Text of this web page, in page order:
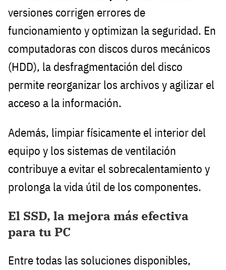
versiones corrigen errores de
funcionamiento y optimizan la seguridad. En
computadoras con discos duros mecánicos
(HDD), la desfragmentación del disco
permite reorganizar los archivos y agilizar el
acceso a la información.
Además, limpiar físicamente el interior del
equipo y los sistemas de ventilación
contribuye a evitar el sobrecalentamiento y
prolonga la vida útil de los componentes.
El SSD, la mejora más efectiva
para tu PC
Entre todas las soluciones disponibles,